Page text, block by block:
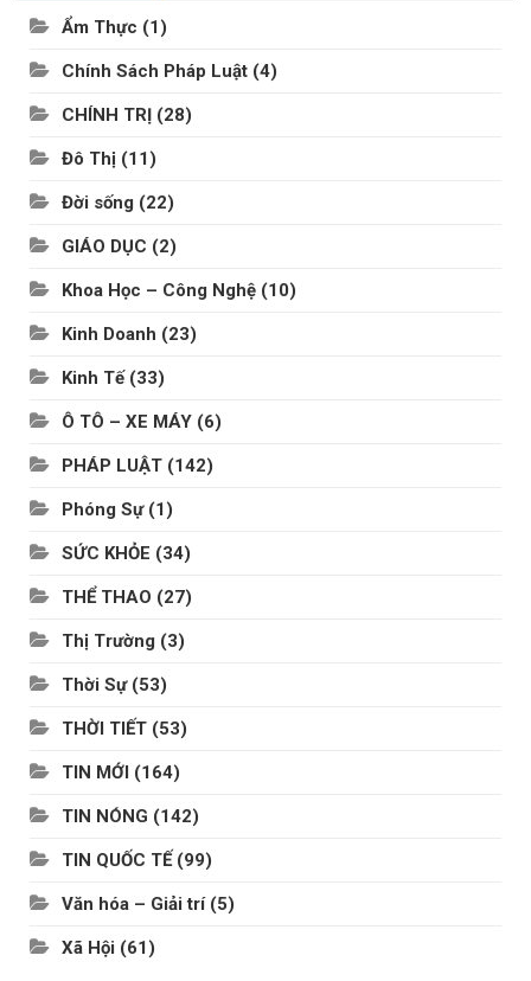
Ẩm Thực (1)
Chính Sách Pháp Luật (4)
CHÍNH TRỊ (28)
Đô Thị (11)
Đời sống (22)
GIÁO DỤC (2)
Khoa Học – Công Nghệ (10)
Kinh Doanh (23)
Kinh Tế(33)
Ô TÔ – XE MÁY (6)
PHÁP LUẬT (142)
Phóng Sự(1)
SỨC KHỎE (34)
THỂ THAO (27)
Thị Trường (3)
Thời Sự(53)
THỜI TIẾT (53)
TIN MỚI (164)
TIN NÓNG (142)
TIN QUỐC TẾ (99)
Văn hóa – Giải trí(5)
Xã Hội (61)